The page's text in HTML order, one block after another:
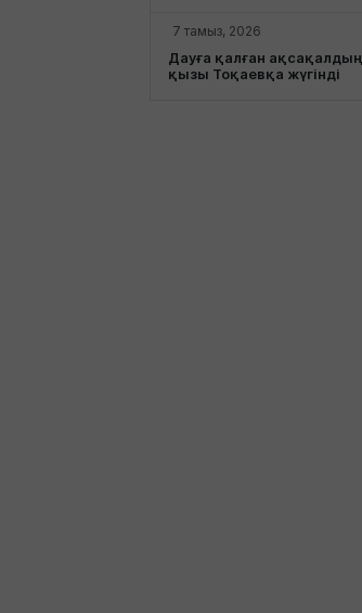
7 тамыз, 2026
Дауға қалған ақсақалдың
қызы Тоқаевқа жүгінді